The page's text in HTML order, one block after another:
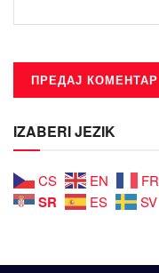
IZABERI JEZIK
CS EN FR
SR ES SV